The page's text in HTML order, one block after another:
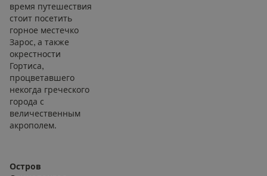
время путешествия
стоит посетить
горное местечко
Зарос, а также
окрестности
Гортиса,
процветавшего
некогда греческого
города с
величественным
акрополем.
Остров